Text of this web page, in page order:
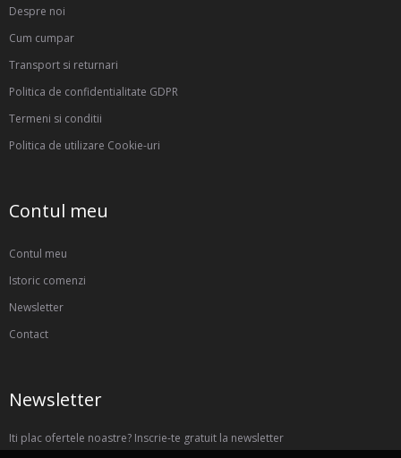
Despre noi
Cum cumpar
Transport si returnari
Politica de confidentialitate GDPR
Termeni si conditii
Politica de utilizare Cookie-uri
Contul meu
Contul meu
Istoric comenzi
Newsletter
Contact
Newsletter
Iti plac ofertele noastre? Inscrie-te gratuit la newsletter